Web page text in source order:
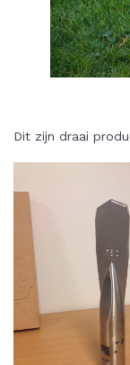
Dit zijn draai